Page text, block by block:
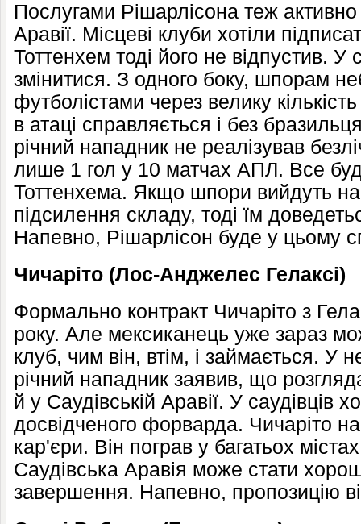
Послугами Рішарлісона теж активно
Аравії. Місцеві клуби хотіли
Тоттенхем тоді його не відпустив. У
змінитися. З одного боку, шпорам
футболістами через велику
в атаці справляється і без
річний нападник не реалізував
лише 1 гол у 10 матчах АПЛ. Все
Тоттенхема. Якщо шпори вийдуть
підсилення складу, тоді їм
Напевно, Рішарлісон буде у цьому
Чичаріто (Лос-Анджелес Гелаксі)
Формально контракт Чичаріто з
року. Але мексиканець уже зараз
клуб, чим він, втім, і займається. У
річний нападник заявив, що
й у Саудівській Аравії. У саудівців
досвідченого форварда. Чичаріто
кар'єри. Він пограв у багатьох
Саудівська Аравія може стати
завершення. Напевно, пропозицію